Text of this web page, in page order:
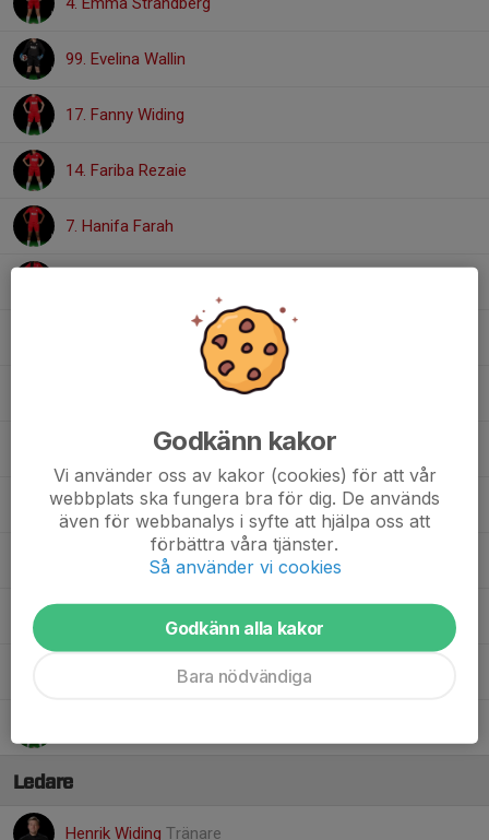
99. Evelina Wallin
17. Fanny Widing
14. Fariba Rezaie
7. Hanifa Farah
8. Kerstin Biasoletto
27. Klara Wallin
1. Kristin Samuelsson
10. Lykke Norén
Ledare
Henrik Widing Tränare
Godkänn kakor
Vi använder oss av kakor (cookies) för att vår
webbplats ska fungera bra för dig. De används
även för webbanalys i syfte att hjälpa oss att
förbättra våra tjänster.
Så använder vi cookies
Godkänn alla kakor
Bara nödvändiga